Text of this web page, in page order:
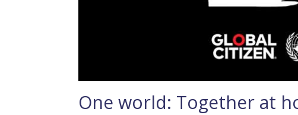
One world: Together at